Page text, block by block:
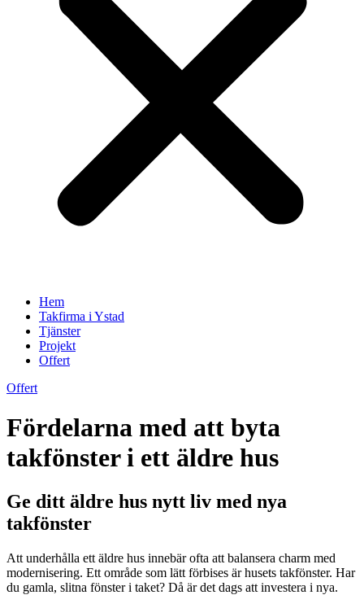
Hem
Takfirma i Ystad
Tjänster
Projekt
Offert
Offert
Fördelarna med att byta
takfönster i ett äldre hus
Ge ditt äldre hus nytt liv med nya
takfönster
Att underhålla ett äldre hus innebär ofta att balansera charm med
modernisering. Ett område som lätt förbises är husets takfönster. Har
du gamla, slitna fönster i taket? Då är det dags att investera i nya.